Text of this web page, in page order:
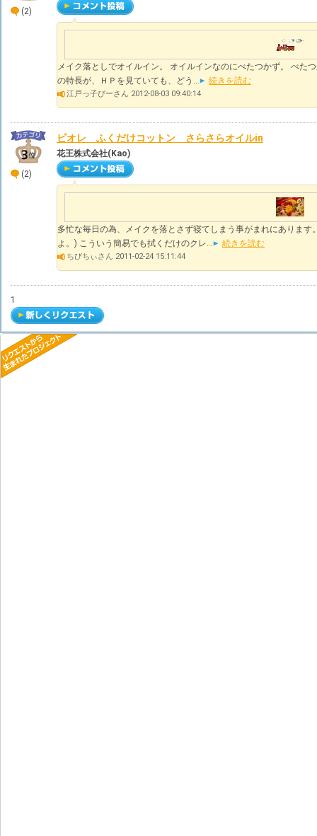
(2)
メイク落としでオイルイン。 オイルインなのにべたつかず。 べた
の特長が、ＨＰを見ていても、どう...
続きを読む
江戸っ子ぴーさん 2012-08-03 09:40:14
(2)
ビオレ ふくだけコットン さらさらオイルin
花王株式会社(Kao)
多忙な毎日の為、メイクを落とさず寝てしまう事がまれにありま
よ。) こういう簡易でも拭くだけのクレ...
続きを読む
ちびちぃさん 2011-02-24 15:11:44
1